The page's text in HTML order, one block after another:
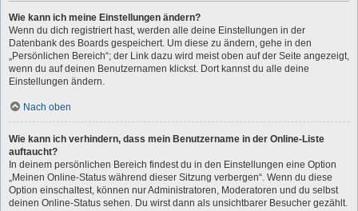
Wie kann ich meine Einstellungen ändern?
Wenn du dich registriert hast, werden alle deine Einstellungen in der
Datenbank des Boards gespeichert. Um diese zu ändern, gehe in den
„Persönlichen Bereich“; der Link dazu wird meist oben auf der Seite angezeigt,
wenn du auf deinen Benutzernamen klickst. Dort kannst du alle deine
Einstellungen ändern.
Nach oben
Wie kann ich verhindern, dass mein Benutzername in der Online-Liste
auftaucht?
In deinem persönlichen Bereich findest du in den Einstellungen eine Option
„Meinen Online-Status während dieser Sitzung verbergen“. Wenn du diese
Option einschaltest, können nur Administratoren, Moderatoren und du selbst
deinen Online-Status sehen. Du wirst dann als unsichtbarer Besucher gezählt.